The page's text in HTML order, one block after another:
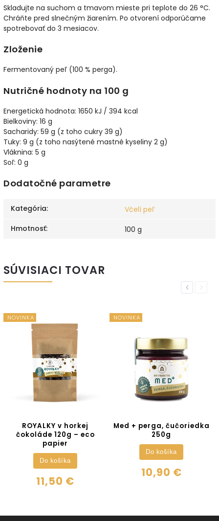
Skladujte na suchom a tmavom mieste pri teplote do 26 °C.
Chráňte pred slnečným žiarením. Po otvorení odporúčame
spotrebovať do 3 mesiacov.
Zloženie
Fermentovaný peľ (100 % perga).
Nutričné hodnoty na 100 g
Energetická hodnota: 1650 kJ / 394 kcal
Bielkoviny: 16 g
Sacharidy: 59 g (z toho cukry 39 g)
Tuky: 9 g (z toho nasýtené mastné kyseliny 2 g)
Vláknina: 5 g
Soľ: 0 g
Dodatočné parametre
Kategória:
Včelí peľ
Hmotnosť: 100 g
SÚVISIACI TOVAR
Previous
NOVINKA
ROYALKY v horkej
čokoláde 120g – eco
papier
11,50 €
Do košíka
NOVINKA
Med + perga, čučoriedka
250g
10,90 €
Do košíka
Next